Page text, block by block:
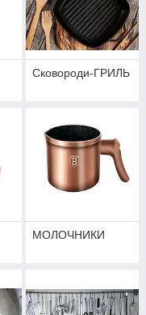
Сковороди-ГРИЛЬ
МОЛОЧНИКИ